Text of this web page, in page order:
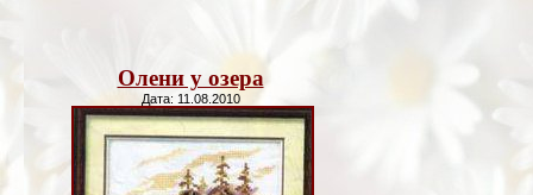
Олени у озера
Дата: 11.08.2010